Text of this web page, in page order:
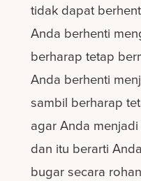
tidak dapat
Anda berhenti
berharap tetap
Anda berhenti
sambil berharap
agar Anda
dan itu berarti
bugar secara